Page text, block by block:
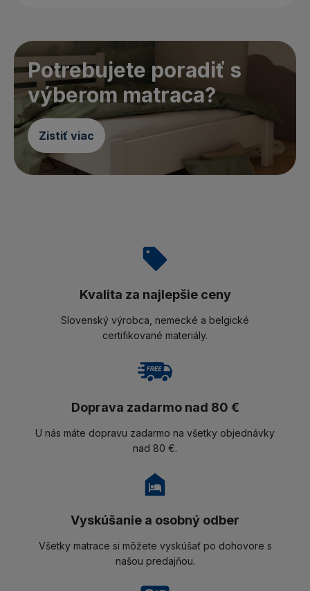
Potrebujete poradiť s
výberom matraca?
Zistiť viac
Kvalita za najlepšie ceny
Slovenský výrobca, nemecké a belgické
certifikované materiály.
Doprava zadarmo nad 80 €
U nás máte dopravu zadarmo na všetky objednávky
nad 80 €.
Vyskúšanie a osobný odber
Všetky matrace si môžete vyskúšať po dohovore s
našou predajňou.